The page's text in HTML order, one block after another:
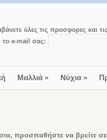
όλες τις προσφορες και
το e-mail σας:
Μαλλιά» Νύχια»
προσπαθήστε να βρείτε